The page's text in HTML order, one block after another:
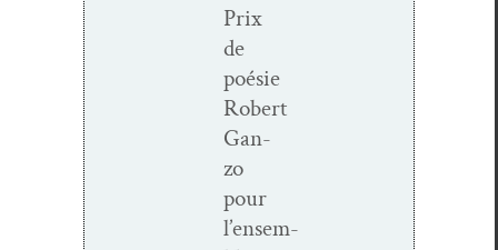
Prix
de
poésie
Robert
Gan­
zo
pour
l’ensem­